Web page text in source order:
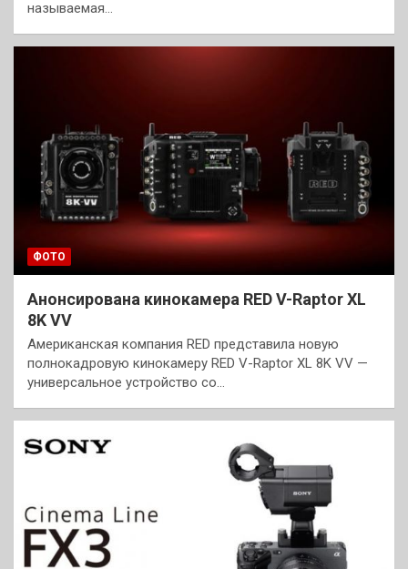
называемая…
ФОТО
Анонсирована кинокамера RED V-Raptor XL
8K VV
Американская компания RED представила новую
полнокадровую кинокамеру RED V-Raptor XL 8K VV —
универсальное устройство со…